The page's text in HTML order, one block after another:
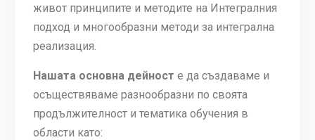
живот принципите и методите на Интегралния
подход и многообразни методи за интегрална
реализация.
Нашата основна дейност е да създаваме и
осъществяваме разнообразни по своята
продължителност и тематика обучения в
области като: